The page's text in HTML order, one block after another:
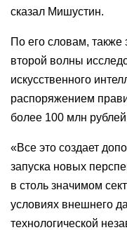
сказал Мишустин.
По его словам,
второй волны
искусственного
распоряжением
более 100 млн
«Все это создает
запуска новых
в столь значимом
условиях внешнего
технологической